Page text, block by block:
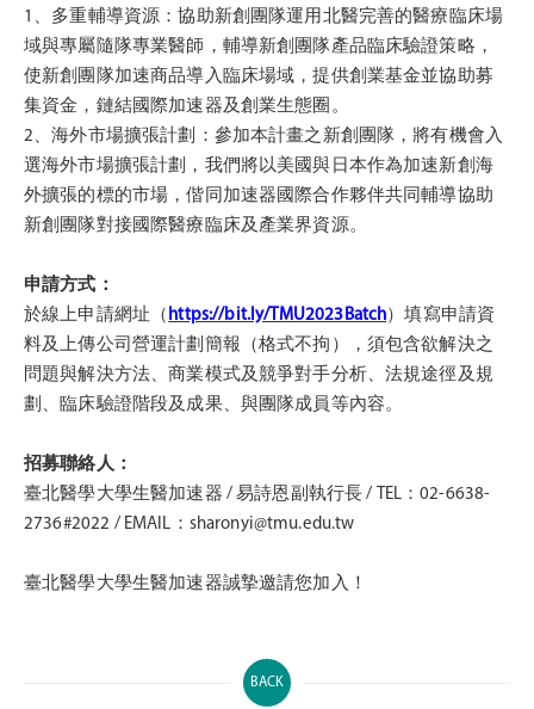
1、多重輔導資源：協助新創團隊運用北醫完善的醫療臨床場
域與專屬隨隊專業醫師，輔導新創團隊產品臨床驗證策略，
使新創團隊加速商品導入臨床場域，提供創業基金並協助募
集資金，鏈結國際加速器及創業生態圈。
2、海外市場擴張計劃：參加本計畫之新創團隊，將有機會入
選海外市場擴張計劃，我們將以美國與日本作為加速新創海
外擴張的標的市場，偕同加速器國際合作夥伴共同輔導協助
新創團隊對接國際醫療臨床及產業界資源。
申請方式：
於線上申請網址（ https://bit.ly/TMU2023Batch ）填寫申請資
料及上傳公司營運計劃簡報（格式不拘），須包含欲解決之
問題與解決方法、商業模式及競爭對手分析、法規途徑及規
劃、臨床驗證階段及成果、與團隊成員等內容。
招募聯絡人：
臺北醫學大學生醫加速器 / 易詩恩副執行長 / TEL：02-6638-
2736#2022 / EMAIL：sharonyi@tmu.edu.tw
臺北醫學大學生醫加速器誠摯邀請您加入！
BACK